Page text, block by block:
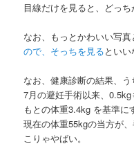
目線だけを見ると、どっち
なお、もっとかわいい写
ので、そっちを見るといい
なお、健康診断の結果、う
7月の避妊手術以来、0.5kg
もとの体重3.4kg を基準に
現在の体重55kgの当方が
こりゃやばい。